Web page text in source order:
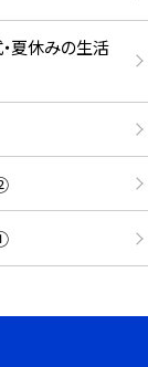
夏休みの生活